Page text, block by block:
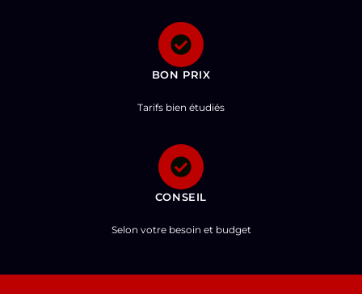
BON PRIX
Tarifs bien étudiés
CONSEIL
Selon votre besoin et budget